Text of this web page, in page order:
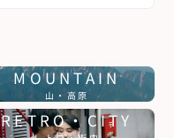
MOUNTAIN
山・高原
RETRO・CITY